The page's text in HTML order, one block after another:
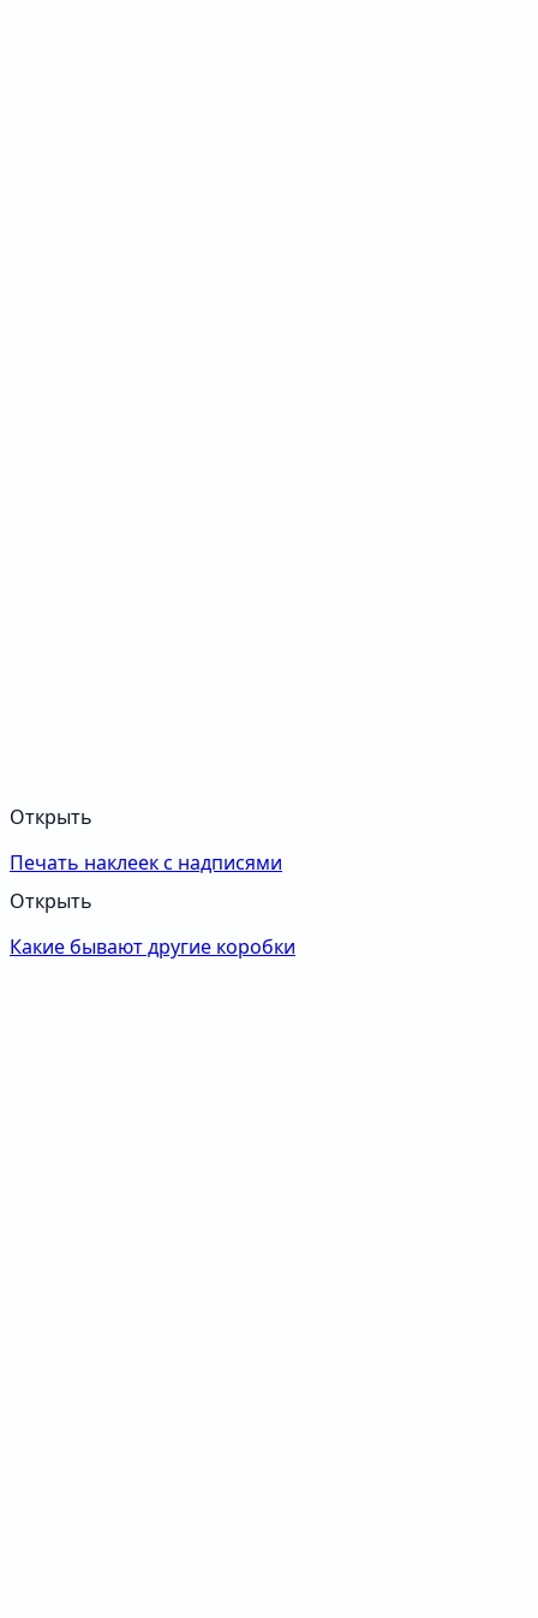
Открыть
Печать наклеек с надписями
Открыть
Какие бывают другие коробки